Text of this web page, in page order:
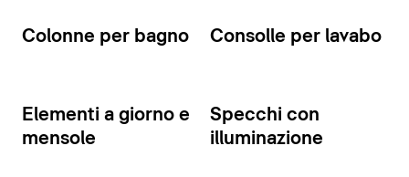
Colonne per bagno Consolle per lavabo
Elementi a giorno e
mensole
Specchi con
illuminazione